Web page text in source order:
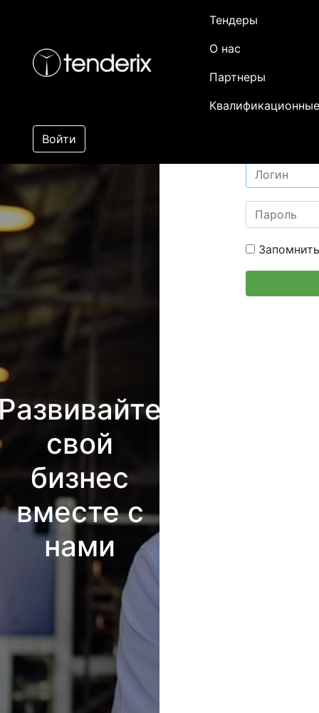
Тендеры
О нас
Партнеры
Войти
свой
бизнес
вместе с
нами